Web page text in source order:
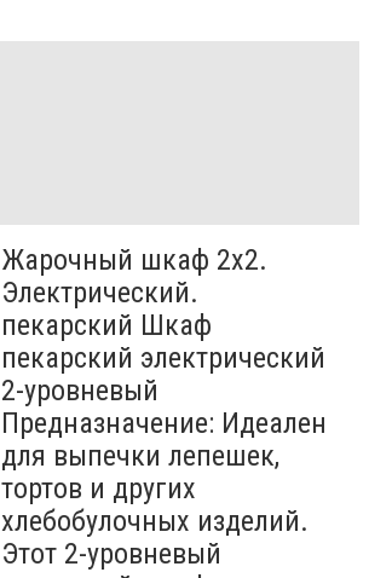
Жарочный шкаф 2х2.
Электрический.
пекарский Шкаф
пекарский электрический
2-уровневый
Предназначение: Идеален
для выпечки лепешек,
тортов и других
хлебобулочных изделий.
Этот 2-уровневый